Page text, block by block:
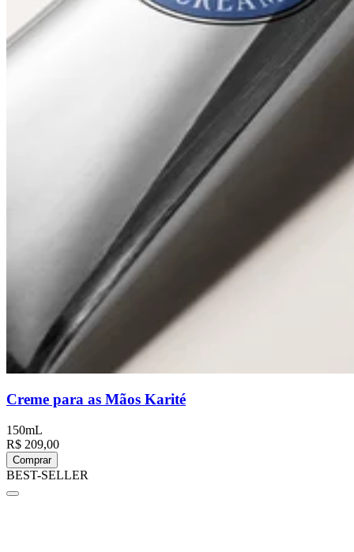
Creme para as Mãos Karité
150mL
R$ 209,00
Comprar
BEST-SELLER